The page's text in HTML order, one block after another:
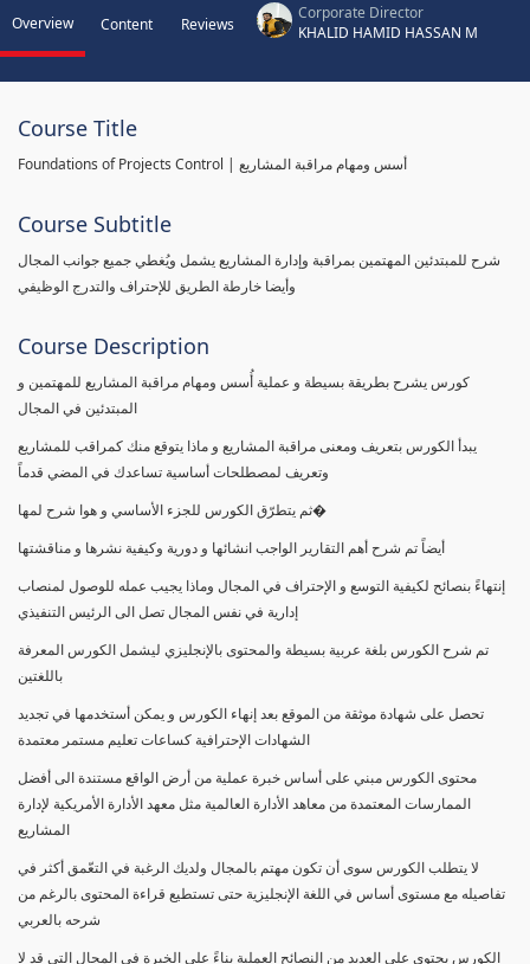
Overview Content Reviews
Corporate Director
KHALID HAMID HASSAN M
Course Title
Foundations of Projects Control | أسس ومهام مراقبة المشاريع
Course Subtitle
شرح للمبتدئين المهتمين بمراقبة وإدارة المشاريع يشمل ويُغطي جميع جوانب المجال
وأيضا خارطة الطريق للإحتراف والتدرج الوظيفي
Course Description
كورس يشرح بطريقة بسيطة و عملية أُسس ومهام مراقبة المشاريع للمهتمين و
المبتدئين في المجال
يبدأ الكورس بتعريف ومعنى مراقبة المشاريع و ماذا يتوقع منك كمراقب للمشاريع
وتعريف لمصطلحات أساسية تساعدك في المضي قدماً
ثم يتطرّق الكورس للجزء الأساسي و هوا شرح لمها�
أيضاً تم شرح أهم التقارير الواجب انشائها و دورية وكيفية نشرها و مناقشتها
إنتهاءً بنصائح لكيفية التوسع و الإحتراف في المجال وماذا يجيب عمله للوصول لمنصاب
إدارية في نفس المجال تصل الى الرئيس التنفيذي
تم شرح الكورس بلغة عربية بسيطة والمحتوى بالإنجليزي ليشمل الكورس المعرفة
باللغتين
تحصل على شهادة موثقة من الموقع بعد إنهاء الكورس و يمكن أستخدمها في تجديد
الشهادات الإحترافية كساعات تعليم مستمر معتمدة
محتوى الكورس مبني على أساس خبرة عملية من أرض الواقع مستندة الى أفضل
الممارسات المعتمدة من معاهد الأدارة العالمية مثل معهد الأدارة الأمريكية لإدارة
المشاريع
لا يتطلب الكورس سوى أن تكون مهتم بالمجال ولديك الرغبة في التعّمق أكثر في
تفاصيله مع مستوى أساس في اللغة الإنجليزية حتى تستطيع قراءة المحتوى بالرغم من
شرحه بالعربي
الكورس يحتوى على العديد من النصائح العملية بناءً على الخبرة في المجال التى قد لا